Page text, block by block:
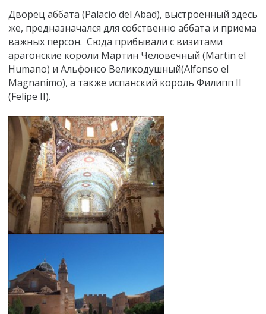
Дворец аббата (Palacio del Abad), выстроенный здесь
же, предназначался для собственно аббата и приема
важных персон. Сюда прибывали с визитами
арагонские короли Мартин Человечный (Martin el
Humano) и Альфонсо Великодушный(Alfonso el
Magnanimo), а также испанский король Филипп II
(Felipe II).